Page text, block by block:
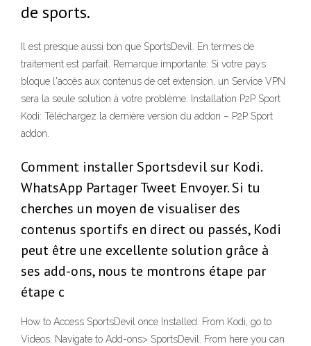
de sports.
Il est presque aussi bon que SportsDevil. En termes de
traitement est parfait. Remarque importante: Si votre pays
bloque l'accès aux contenus de cet extension, un Service VPN
sera la seule solution à votre problème. Installation P2P Sport
Kodi: Téléchargez la dernière version du addon – P2P Sport
addon.
Comment installer Sportsdevil sur Kodi.
WhatsApp Partager Tweet Envoyer. Si tu
cherches un moyen de visualiser des
contenus sportifs en direct ou passés, Kodi
peut être une excellente solution grâce à
ses add-ons, nous te montrons étape par
étape c
How to Access SportsDevil once Installed. From Kodi, go to
Videos. Navigate to Add-ons> SportsDevil. From here you can